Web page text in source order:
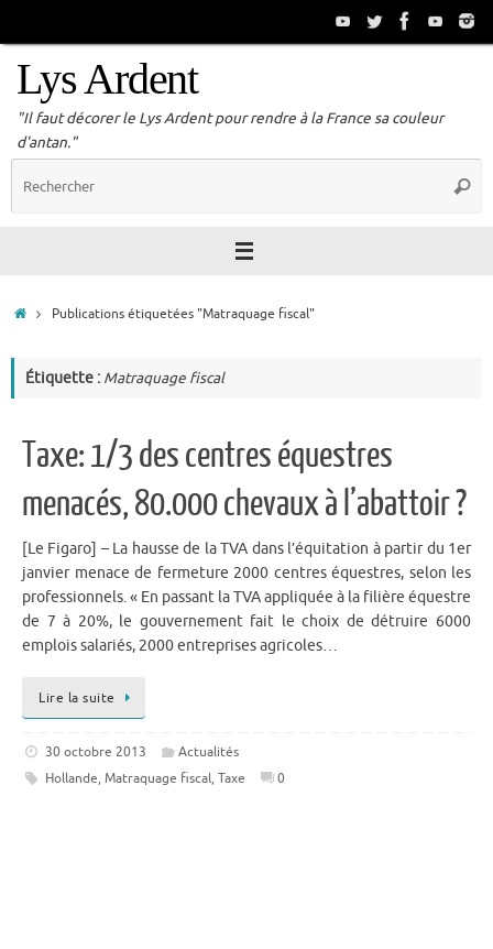
Lys Ardent
"Il faut décorer le Lys Ardent pour rendre à la France sa couleur
d'antan."
AccueilPublications étiquetées "Matraquage fiscal"
Étiquette : Matraquage fiscal
Taxe: 1/3 des centres équestres
menacés, 80.000 chevaux à l’abattoir ?
[Le Figaro] – La hausse de la TVA dans l’équitation à partir du 1er
janvier menace de fermeture 2000 centres équestres, selon les
professionnels. « En passant la TVA appliquée à la filière équestre
de 7 à 20%, le gouvernement fait le choix de détruire 6000
emplois salariés, 2000 entreprises agricoles…
Lire la suite
30 octobre 2013
Actualités
Hollande, Matraquage fiscal, Taxe 0